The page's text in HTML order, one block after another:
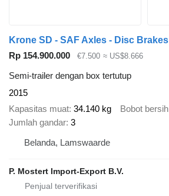
Rp 154.900.000 €7.500 ≈ US$8.666
Semi-trailer dengan box tertutup
2015
Kapasitas muat 34.140 kg Bobot bersih
Jumlah gandar 3
Belanda, Lamswaarde
P. Mostert Import-Export B.V.